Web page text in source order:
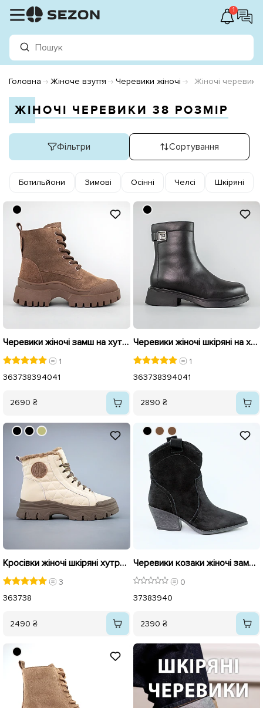
1
Головна Жіноче взуття Черевики жіночі Жіночі черевики
ЖІНОЧІ ЧЕРЕВИКИ 38 РОЗМІР
Фільтри Сортування
Ботильйони Зимові Осінні Челсі Шкіряні
Черевики жіночі замш на хутрі 593563 Коричневі
1
363738394041
2690 ₴
Черевики жіночі шкіряні на хутрі 593470 Чорні
1
363738394041
2890 ₴
Кросівки жіночі шкіряні хутро 593339 Бежеві
3
363738
2490 ₴
Черевики козаки жіночі замшеві байка 594017 Чорні
0
37383940
2390 ₴